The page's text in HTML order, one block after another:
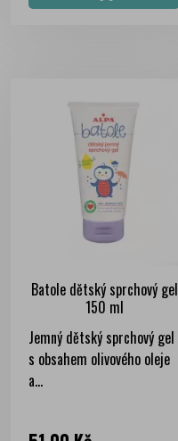
Batole dětský sprchový gel
150 ml
Jemný dětský sprchový gel
s obsahem olivového oleje
a...